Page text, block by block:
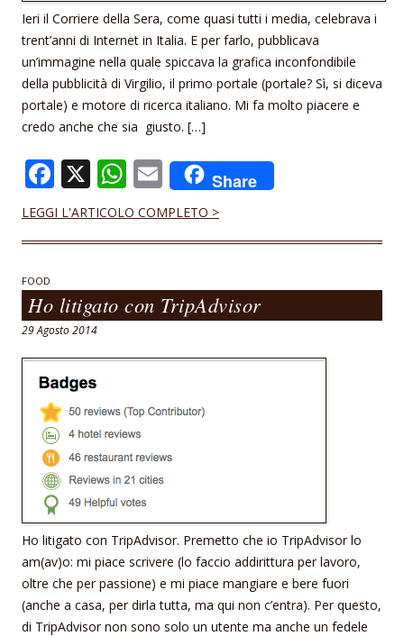
Ieri il Corriere della Sera, come quasi tutti i media, celebrava i
trent’anni di Internet in Italia. E per farlo, pubblicava
un’immagine nella quale spiccava la grafica inconfondibile
della pubblicità di Virgilio, il primo portale (portale? Sì, si diceva
portale) e motore di ricerca italiano. Mi fa molto piacere e
credo anche che sia giusto. […]
F
ac
e
o
o
k
X W
h
at
A
p
E
m
ai
Share
LEGGI L'ARTICOLO COMPLETO >
FOOD
Ho litigato con TripAdvisor
29 Agosto 2014
Ho litigato con TripAdvisor. Premetto che io TripAdvisor lo
am(av)o: mi piace scrivere (lo faccio addirittura per lavoro,
oltre che per passione) e mi piace mangiare e bere fuori
(anche a casa, per dirla tutta, ma qui non c’entra). Per questo,
di TripAdvisor non sono solo un utente ma anche un fedele